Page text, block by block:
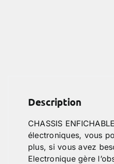
Description
CHASSIS
électroniques, vous
plus, si vous avez
Electronique gère